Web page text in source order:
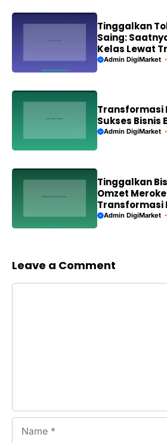
Tinggalkan
Saing:
Kelas Lewat
Digital!
Admin DigiMarket
Transformasi
Sukses Bisnis
Admin DigiMarket
Tinggalkan
Omzet
Transformasi
Admin DigiMarket
Leave a Comment